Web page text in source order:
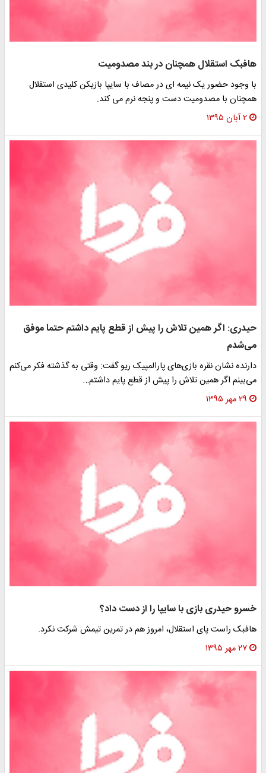
هافبک استقلال همچنان در بند مصدومیت
با وجود حضور یک نیمه ای در مصاف با سایپا بازیکن کلیدی استقلال
همچنان با مصدومیت دست و پنجه نرم می کند.
۲ آبان ۱۳۹۵
حیدری: اگر همین تلاش را پیش از قطع پایم داشتم حتما موفق
می‌شدم
دارنده نشان نقره بازی‌های پارالمپیک ریو گفت: وقتی به گذشته فکر می‌کنم
می‌بینم اگر همین تلاش را پیش از قطع پایم داشتم…
۲۹ مهر ۱۳۹۵
خسرو حیدری بازی با سایپا را از دست داد؟
هافبک راست پای استقلال، امروز هم در تمرین تیمش شرکت نکرد.
۲۷ مهر ۱۳۹۵